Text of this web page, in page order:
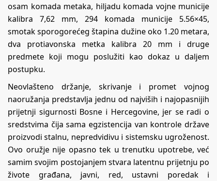
osam komada metaka, hiljadu komada vojne municije
kalibra 7,62 mm, 294 komada municije 5.56×45,
smotak sporogorećeg štapina dužine oko 1.20 metara,
dva protiavonska metka kalibra 20 mm i druge
predmete koji mogu poslužiti kao dokaz u daljem
postupku.
Neovlašteno držanje, skrivanje i promet vojnog
naoružanja predstavlja jednu od najviših i najopasnijih
prijetnji sigurnosti Bosne i Hercegovine, jer se radi o
sredstvima čija sama egzistencija van kontrole države
proizvodi stalnu, nepredvidivu i sistemsku ugroženost.
Ovo oružje nije opasno tek u trenutku upotrebe, već
samim svojim postojanjem stvara latentnu prijetnju po
živote građana, javni, red, ustavni poredak i